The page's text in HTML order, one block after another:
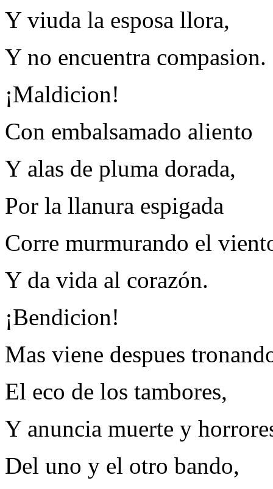
Y viuda la esposa llora,
Y no encuentra compasion.
¡Maldicion!
Con embalsamado aliento
Y alas de pluma dorada,
Por la llanura espigada
Corre murmurando el
Y da vida al corazón.
¡Bendicion!
Mas viene despues
El eco de los tambores,
Y anuncia muerte y
Del uno y el otro bando,